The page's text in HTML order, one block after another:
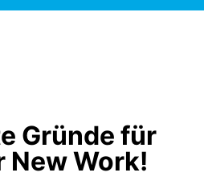
Gründe für
New Work!